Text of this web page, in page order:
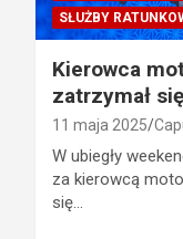
SŁUŻBY
Kierowca
zatrzymał
11 maja 2025
W ubiegły
za kierowcą
się…